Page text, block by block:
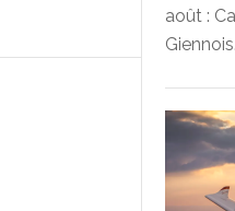
août :